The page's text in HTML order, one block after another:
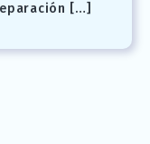
[…]